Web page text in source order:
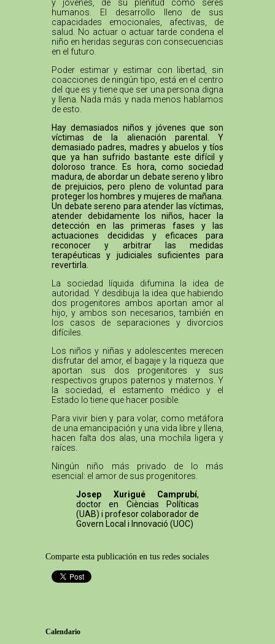
y jóvenes, de su plenitud como seres
humanos. El desarrollo lleno de sus
capacidades emocionales, afectivas, de
salud. No actuar o actuar tarde condena el
niño en heridas seguras con consecuencias
en el futuro.
Poder estimar y estimar con libertad, sin
coacciones de ningún tipo, está en el centro
del que es y tiene que ser una persona digna
y llena. Nada más y nada menos hablamos
de esto.
Hay demasiados niños y jóvenes que son
víctimas de la alienación parental. Y
demasiado padres, madres y abuelos y tíos
que ya han sufrido bastante este difícil y
doloroso trance. Es hora, como sociedad
madura, de abordar un debate sereno y libro
de prejuicios, pero pleno de voluntad para
proteger los hombres y mujeres de mañana.
Un debate sereno para atender las víctimas,
atender debidamente los niños, hacer la
detección en las primeras fases y las
actuaciones decididas y eficaces para
reconocer y arbitrar las medidas
terapéuticas y judiciales suficientes para
revertirla.
La sociedad líquida difumina la idea de
autoridad. Y desdibuja la idea que habiendo
dos progenitores ambos aportan amor al
hijo, y ambos son necesarios, también en
los casos de separaciones y divorcios
difíciles.
Los niños y niñas y adolescentes merecen
disfrutar del amor, el bagaje y la riqueza que
aportan sus dos progenitores y sus
respectivos grupos paternos y maternos. Y
la sociedad, el estamento médico y el
Estado lo tiene que hacer posible.
Para vivir bien y para volar, como metáfora
de una emancipación y una vida libre y llena,
hacen falta dos alas, una mochila ligera y
raíces.
Ningún niño más privado de lo más
esencial: el amor de sus progenitores.
Josep Xurigué Camprubí,
doctor en Cièncias Políticas
(UAB) i profesor colaborador de
Govern Local i Innovació (UOC)
Comparte esta publicación en tus redes sociales
Calendario